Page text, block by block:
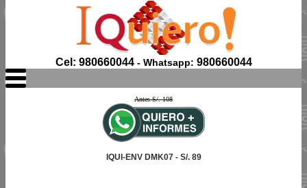
Cel: 980660044- Whatsapp: 980660044
Antes S/. 108
IQUI-ENV DMK07 - S/. 89